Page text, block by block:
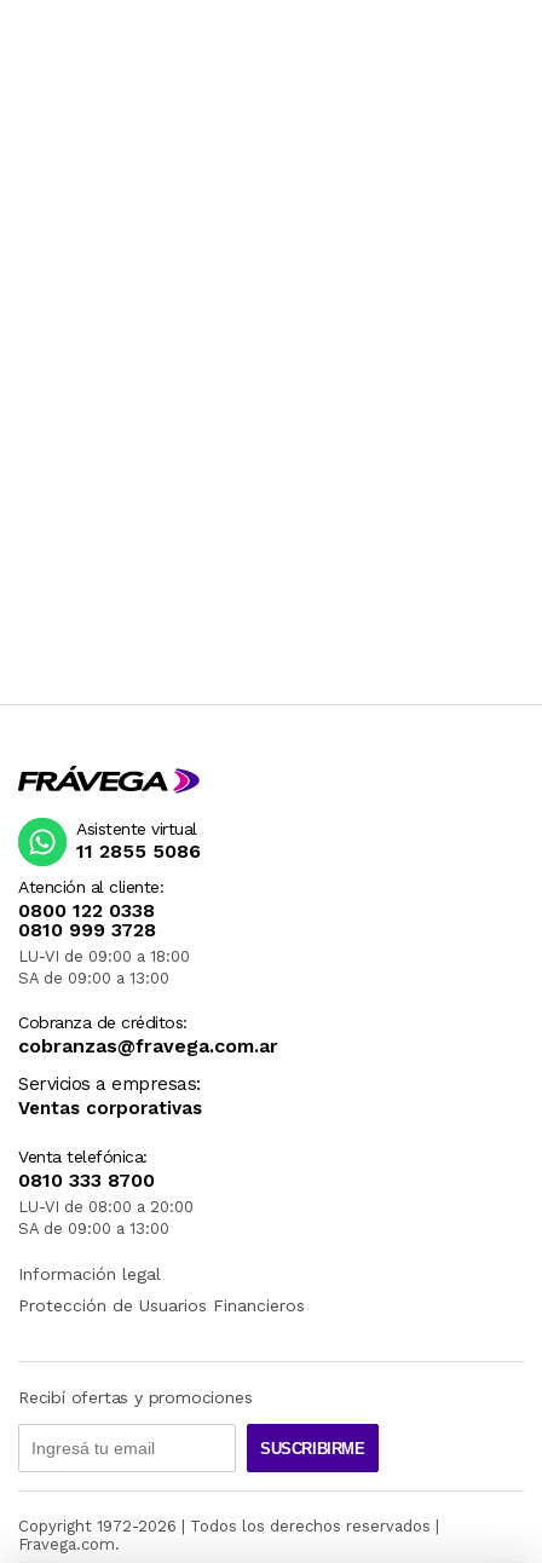
Atención al cliente:
0800 122 0338
0810 999 3728
LU-VI de 09:00 a 18:00
SA de 09:00 a 13:00
Cobranza de créditos:
cobranzas@fravega.com.ar
Servicios a empresas:
Ventas corporativas
Venta telefónica:
0810 333 8700
LU-VI de 08:00 a 20:00
SA de 09:00 a 13:00
Asistente virtual
11 2855 5086
Información legal
Protección de Usuarios Financieros
Recibí ofertas y promociones
SUSCRIBIRME
Copyright 1972-2026 | Todos los derechos reservados |
Fravega.com.